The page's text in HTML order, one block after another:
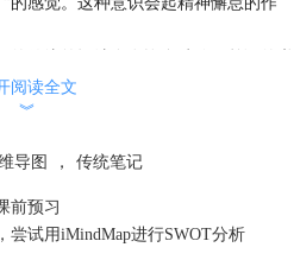
助于提高学习者的记忆力和发挥其创造
50%到95%；
多；
90%多；
词可省时间：90%；
阅读全文
︾
导图 ， 传统笔记
前预习
尝试用iMindMap进行SWOT分析